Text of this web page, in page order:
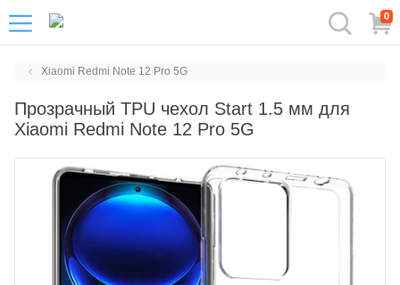
0
Xiaomi Redmi Note 12 Pro 5G
Прозрачный TPU чехол Start 1.5 мм для
Xiaomi Redmi Note 12 Pro 5G